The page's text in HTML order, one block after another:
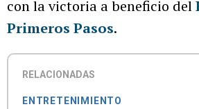
con la victoria a beneficio del
Primeros Pasos.
RELACIONADAS
ENTRETENIMIENTO